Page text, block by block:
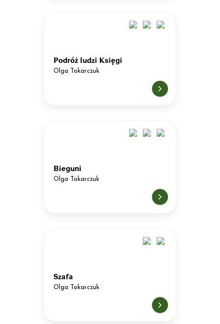
Podróż ludzi Księgi
Olga Tokarczuk
Bieguni
Olga Tokarczuk
Szafa
Olga Tokarczuk